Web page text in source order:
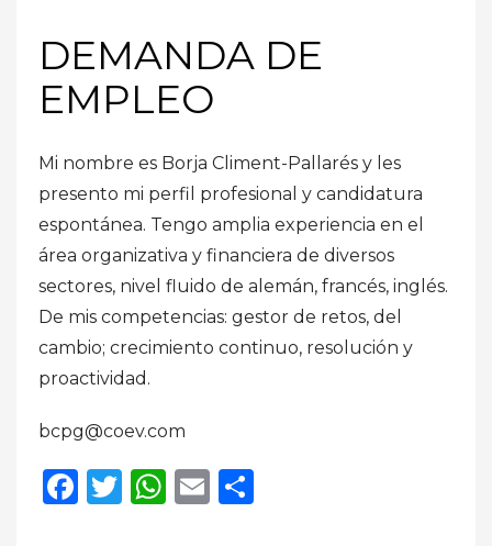
DEMANDA DE
EMPLEO
Mi nombre es Borja Climent-Pallarés y les
presento mi perfil profesional y candidatura
espontánea. Tengo amplia experiencia en el
área organizativa y financiera de diversos
sectores, nivel fluido de alemán, francés, inglés.
De mis competencias: gestor de retos, del
cambio; crecimiento continuo, resolución y
proactividad.
bcpg@coev.com
Facebook
Twitter
WhatsApp
Email